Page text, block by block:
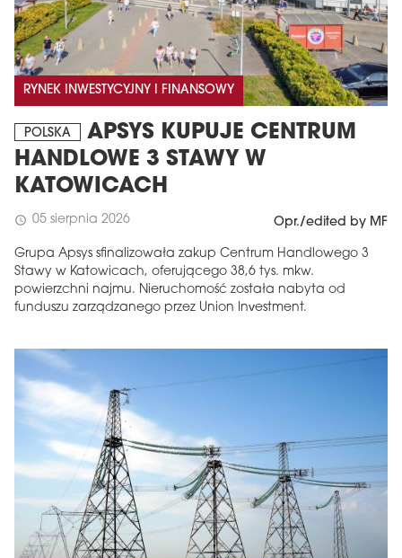
RYNEK INWESTYCYJNY I FINANSOWY
POLSKA
APSYS KUPUJE CENTRUM
HANDLOWE 3 STAWY W
KATOWICACH
schedule 05 sierpnia 2026 Opr./edited by MF
Grupa Apsys sfinalizowała zakup Centrum Handlowego 3
Stawy w Katowicach, oferującego 38,6 tys. mkw.
powierzchni najmu. Nieruchomość została nabyta od
funduszu zarządzanego przez Union Investment.